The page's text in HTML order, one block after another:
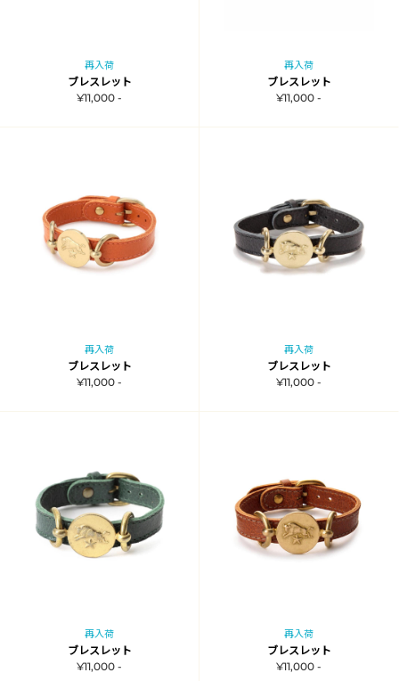
再入荷
ブレスレット
¥11,000 -
再入荷
ブレスレット
¥11,000 -
再入荷
ブレスレット
¥11,000 -
再入荷
ブレスレット
¥11,000 -
再入荷
ブレスレット
¥11,000 -
再入荷
ブレスレット
¥11,000 -